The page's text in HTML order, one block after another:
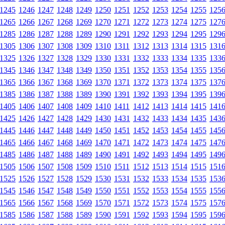
1245 1246 1247 1248 1249 1250 1251 1252 1253 1254 1255 1256
1265 1266 1267 1268 1269 1270 1271 1272 1273 1274 1275 1276
1285 1286 1287 1288 1289 1290 1291 1292 1293 1294 1295 1296
1305 1306 1307 1308 1309 1310 1311 1312 1313 1314 1315 1316
1325 1326 1327 1328 1329 1330 1331 1332 1333 1334 1335 1336
1345 1346 1347 1348 1349 1350 1351 1352 1353 1354 1355 1356
1365 1366 1367 1368 1369 1370 1371 1372 1373 1374 1375 1376
1385 1386 1387 1388 1389 1390 1391 1392 1393 1394 1395 1396
1405 1406 1407 1408 1409 1410 1411 1412 1413 1414 1415 1416
1425 1426 1427 1428 1429 1430 1431 1432 1433 1434 1435 1436
1445 1446 1447 1448 1449 1450 1451 1452 1453 1454 1455 1456
1465 1466 1467 1468 1469 1470 1471 1472 1473 1474 1475 1476
1485 1486 1487 1488 1489 1490 1491 1492 1493 1494 1495 1496
1505 1506 1507 1508 1509 1510 1511 1512 1513 1514 1515 1516
1525 1526 1527 1528 1529 1530 1531 1532 1533 1534 1535 1536
1545 1546 1547 1548 1549 1550 1551 1552 1553 1554 1555 1556
1565 1566 1567 1568 1569 1570 1571 1572 1573 1574 1575 1576
1585 1586 1587 1588 1589 1590 1591 1592 1593 1594 1595 1596